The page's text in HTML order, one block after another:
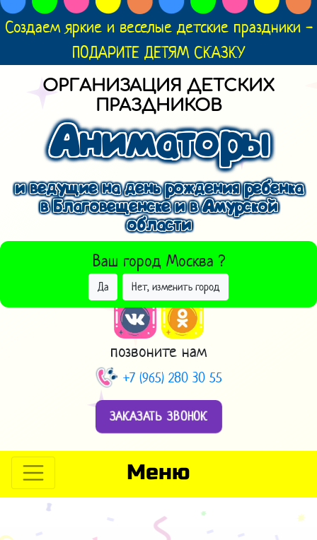
Создаем яркие и веселые детские праздники -
ПОДАРИТЕ ДЕТЯМ СКАЗКУ
ОРГАНИЗАЦИЯ ДЕТСКИХ
ПРАЗДНИКОВ
Аниматоры
и ведущие на день рождения ребенка
в Благовещенске и в Амурской
области
Ваш город Москва ?
Да Нет, изменить город
ВЫБРАТЬ ДРУГОЙ ГОРОД
позвоните нам
+7 (965) 280 30 55
ЗАКАЗАТЬ ЗВОНОК
Меню